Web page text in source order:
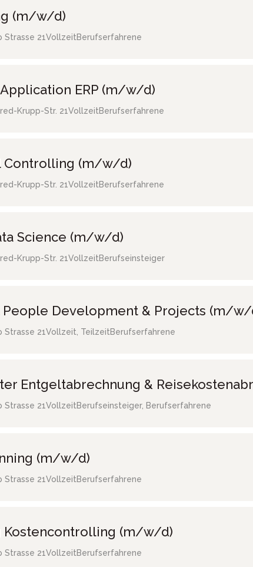
(m/w/d)
Strasse 21VollzeitBerufserfahrene
ERP (m/w/d)
Krupp-Str. 21VollzeitBerufserfahrene
Controlling (m/w/d)
Krupp-Str. 21VollzeitBerufserfahrene
Science (m/w/d)
Krupp-Str. 21VollzeitBerufseinsteiger
People Development & Projects (m/w/
Strasse 21Vollzeit, TeilzeitBerufserfahrene
Entgeltabrechnung &
Strasse 21VollzeitBerufseinsteiger, Berufserfahrene
(m/w/d)
Strasse 21VollzeitBerufserfahrene
Kostencontrolling (m/w/d)
Strasse 21VollzeitBerufserfahrene